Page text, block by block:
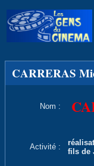
CARRERAS
Nom :
Activité :
fils de